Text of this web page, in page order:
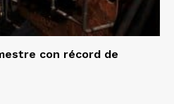
con récord de